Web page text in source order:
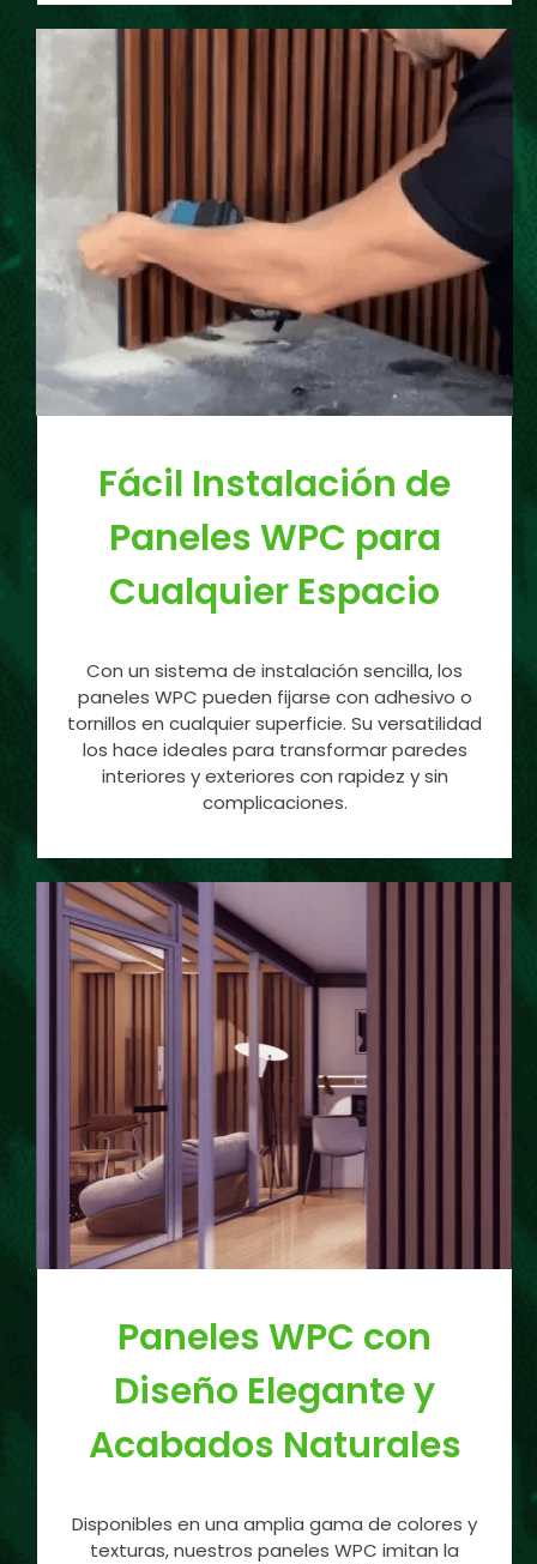
Fácil Instalación de
Paneles WPC para
Cualquier Espacio
Con un sistema de instalación sencilla, los
paneles WPC pueden fijarse con adhesivo o
tornillos en cualquier superficie. Su versatilidad
los hace ideales para transformar paredes
interiores y exteriores con rapidez y sin
complicaciones.
Paneles WPC con
Diseño Elegante y
Acabados Naturales
Disponibles en una amplia gama de colores y
texturas, nuestros paneles WPC imitan la